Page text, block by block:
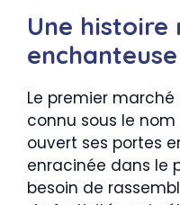
Une histoire
enchanteuse
Le premier
connu sous le nom
ouvert ses portes
enracinée dans le
besoin de